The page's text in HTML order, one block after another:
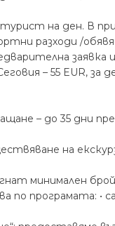
на ден. В
разходи /
заявка и
– 55 EUR, за
– до 35 дни
на
минимален
по програмата: •